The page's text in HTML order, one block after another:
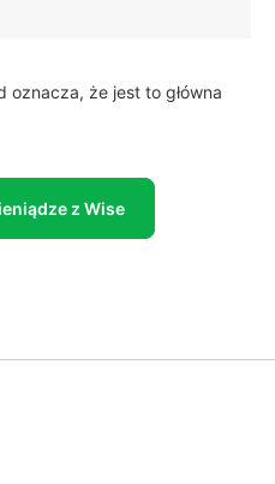
oznacza, że jest to główna
z Wise